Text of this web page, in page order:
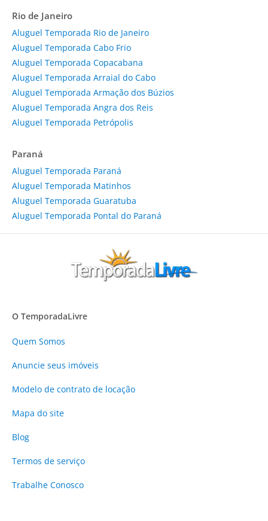
Rio de Janeiro
Aluguel Temporada Rio de Janeiro
Aluguel Temporada Cabo Frio
Aluguel Temporada Copacabana
Aluguel Temporada Arraial do Cabo
Aluguel Temporada Armação dos Búzios
Aluguel Temporada Angra dos Reis
Aluguel Temporada Petrópolis
Paraná
Aluguel Temporada Paraná
Aluguel Temporada Matinhos
Aluguel Temporada Guaratuba
Aluguel Temporada Pontal do Paraná
O TemporadaLivre
Quem Somos
Anuncie seus imóveis
Modelo de contrato de locação
Mapa do site
Blog
Termos de serviço
Trabalhe Conosco